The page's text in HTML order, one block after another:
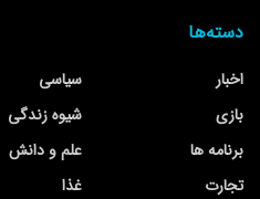
دسته‌ها
اخبار
بازی
برنامه ها
تجارت
سیاسی
شیوه زندگی
علم و دانش
غذا